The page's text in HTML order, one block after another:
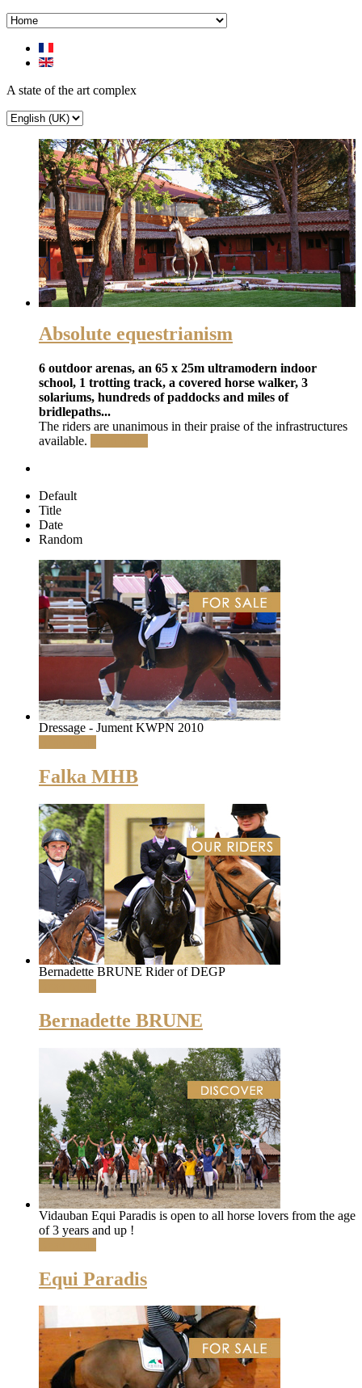
A state of the art complex
Absolute equestrianism
6 outdoor arenas, an 65 x 25m ultramodern indoor
school, 1 trotting track, a covered horse walker, 3
solariums, hundreds of paddocks and miles of
bridlepaths...
The riders are unanimous in their praise of the infrastructures
available.
Default
Title
Date
Random
Dressage - Jument KWPN 2010
Falka MHB
Bernadette BRUNE Rider of DEGP
Bernadette BRUNE
Vidauban Equi Paradis is open to all horse lovers from the age
of 3 years and up !
Equi Paradis